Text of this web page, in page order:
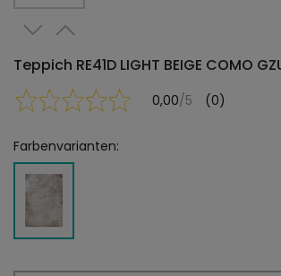
Teppich RE41D LIGHT BEIGE COMO
0,00/5 (0)
Farbenvarianten: